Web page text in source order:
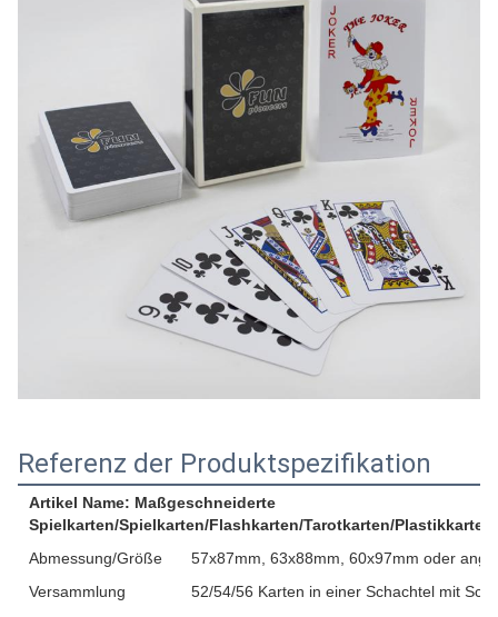
Referenz der Produktspezifikation
Artikel Name: Maßgeschneiderte
Spielkarten/Spielkarten/Flashkarten/Tarotkarten/
Abmessung/Größe
57x87mm, 63x88mm, 60x97mm oder
Versammlung
52/54/56 Karten in einer Schachtel mit